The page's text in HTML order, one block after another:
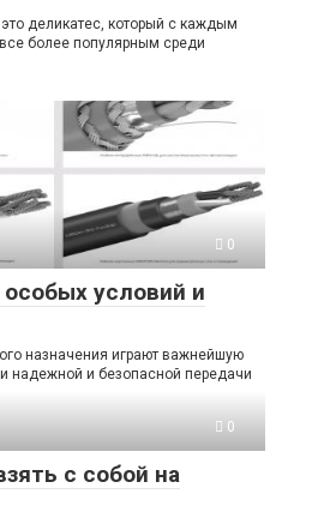
деликатес, который с каждым
более популярным среди
0
условий и
назначения играют важнейшую
надежной и безопасной передачи
0
с собой на